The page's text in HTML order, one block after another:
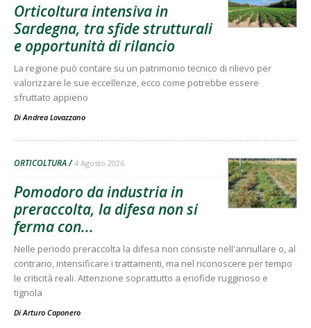
Orticoltura intensiva in
Sardegna, tra sfide strutturali
e opportunità di rilancio
La regione può contare su un patrimonio tecnico di rilievo per
valorizzare le sue eccellenze, ecco come potrebbe essere
sfruttato appieno
Di Andrea Lovazzano
ORTICOLTURA 4 Agosto 2026
Pomodoro da industria in
preraccolta, la difesa non si
ferma con...
Nelle periodo preraccolta la difesa non consiste nell'annullare o, al
contrario, intensificare i trattamenti, ma nel riconoscere per tempo
le criticità reali. Attenzione soprattutto a eriofide rugginoso e
tignola
Di Arturo Caponero